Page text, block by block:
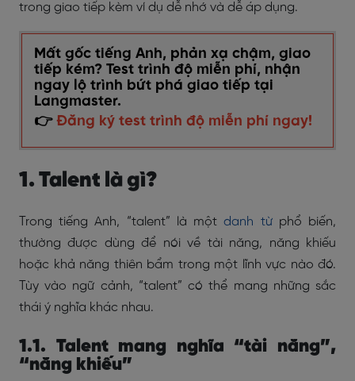
trong giao tiếp kèm ví dụ dễ nhớ và dễ áp dụng.
Mất gốc tiếng Anh, phản xạ chậm, giao
tiếp kém? Test trình độ miễn phí, nhận
ngay lộ trình bứt phá giao tiếp tại
Langmaster.
👉 Đăng ký test trình độ miễn phí ngay!
1. Talent là gì?
Trong tiếng Anh, “talent” là mộtdanh từphổ biến,
thường được dùng để nói về tài năng, năng khiếu
hoặc khả năng thiên bẩm trong một lĩnh vực nào đó.
Tùy vào ngữ cảnh, “talent” có thể mang những sắc
thái ý nghĩa khác nhau.
1.1. Talent mang nghĩa “tài năng”,
“năng khiếu”